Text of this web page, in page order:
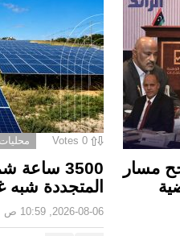
مسار
0
Votes محليات
3500
المتجددة شبه
2026-08-06, 10:59 ص